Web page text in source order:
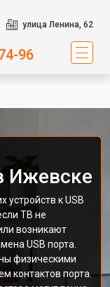
улица Ленина, 62
96
Ижевске
к USB
ТВ не
возникают
USB порта.
физическими
контактов порта.